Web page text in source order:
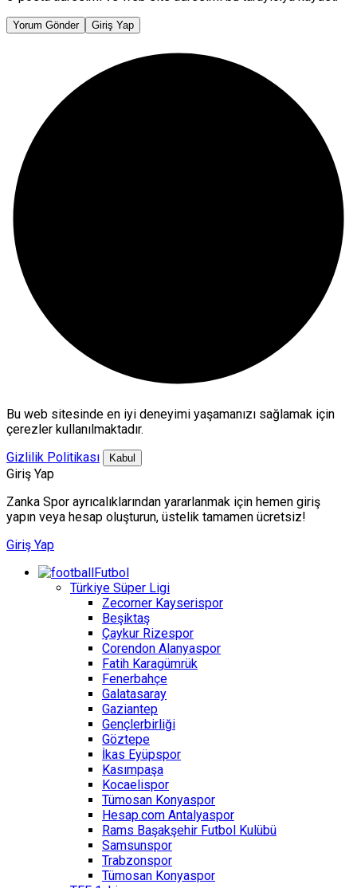
Yorum Gönder Giriş Yap
Bu web sitesinde en iyi deneyimi yaşamanızı sağlamak için
çerezler kullanılmaktadır.
Gizlilik Politikası
Kabul
Giriş Yap
Zanka Spor ayrıcalıklarından yararlanmak için hemen giriş
yapın veya hesap oluşturun, üstelik tamamen ücretsiz!
Giriş Yap
Futbol
Türkiye Süper Ligi
Zecorner Kayserispor
Beşiktaş
Çaykur Rizespor
Corendon Alanyaspor
Fatih Karagümrük
Fenerbahçe
Galatasaray
Gaziantep
Gençlerbirliği
Göztepe
İkas Eyüpspor
Kasımpaşa
Kocaelispor
Tümosan Konyaspor
Hesap.com Antalyaspor
Rams Başakşehir Futbol Kulübü
Samsunspor
Trabzonspor
Tümosan Konyaspor